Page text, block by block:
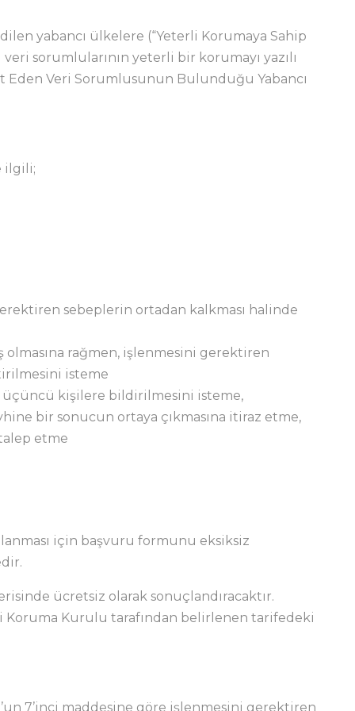
yabancı ülkelere (“Yeterli Korumaya Sahip
sorumlularının yeterli bir korumayı yazılı
Veri Sorumlusunun Bulunduğu Yabancı
ilgili;
sebeplerin ortadan kalkması halinde
rağmen, işlenmesini gerektiren
isteme
üçüncü kişilere bildirilmesini isteme,
bir sonucun ortaya çıkmasına itiraz etme,
etme
için başvuru formunu eksiksiz
ücretsiz olarak sonuçlandıracaktır.
Koruma Kurulu tarafından belirlenen tarifedeki
7’inci maddesine göre işlenmesini gerektiren